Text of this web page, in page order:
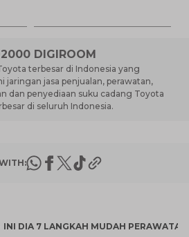
DIGIROOM
terbesar di Indonesia yang
jaringan jasa penjualan, perawatan,
dan penyediaan suku cadang Toyota
di seluruh Indonesia.
INI DIA 7 LANGKAH MUDAH